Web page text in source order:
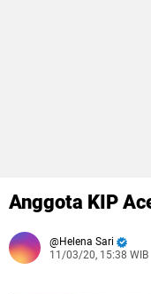
Anggota KIP
Helena Sari
11/03/20, 15:38 WIB